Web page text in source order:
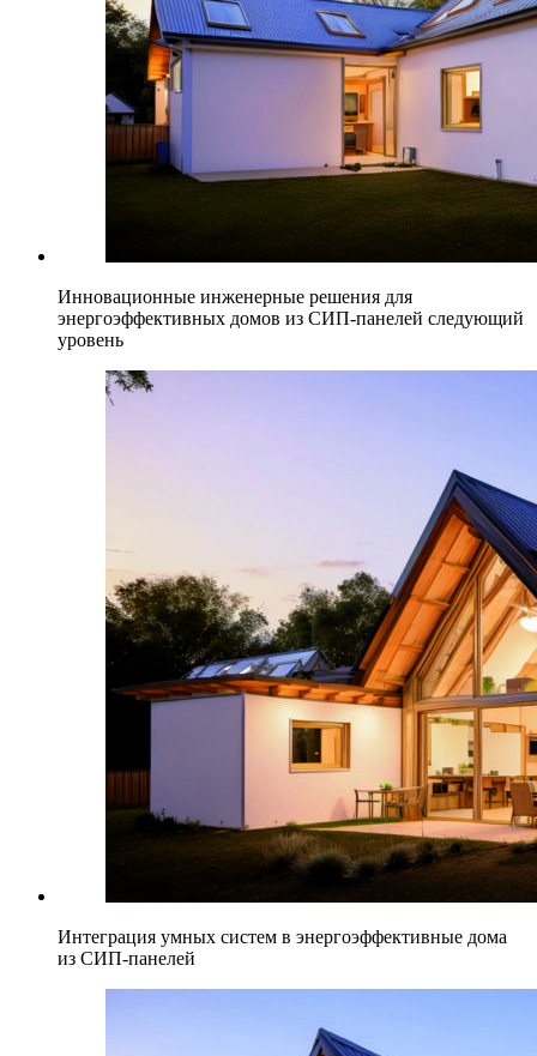
Инновационные инженерные решения для
энергоэффективных домов из СИП-панелей следующий
уровень
Интеграция умных систем в энергоэффективные дома
из СИП-панелей